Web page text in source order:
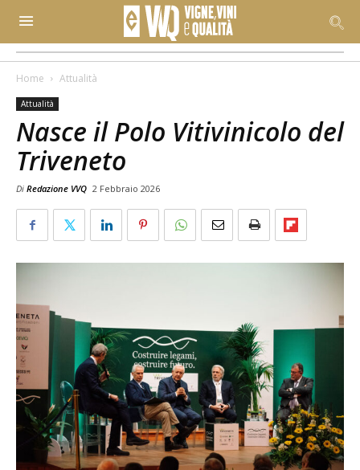
Home Attualità
Attualità
Nasce il Polo Vitivinicolo del
Triveneto
Di Redazione VVQ 2 Febbraio 2026